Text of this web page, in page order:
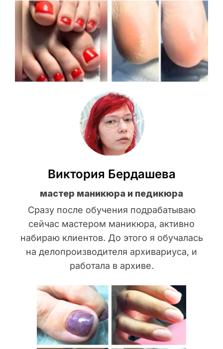
Виктория Бердашева
мастер маникюра и педикюра
Сразу после обучения подрабатываю
сейчас мастером маникюра, активно
набираю клиентов. До этого я обучалась
на делопроизводителя архивариуса, и
работала в архиве.